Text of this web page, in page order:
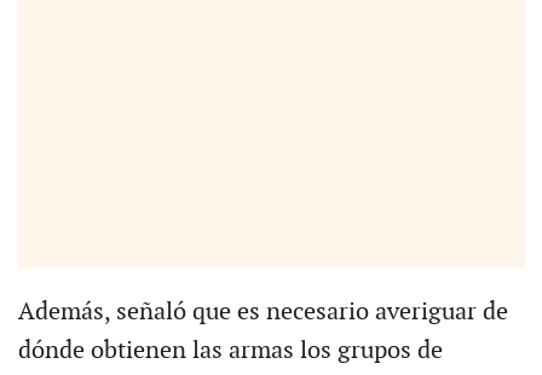
Además, señaló que es necesario averiguar de
dónde obtienen las armas los grupos de